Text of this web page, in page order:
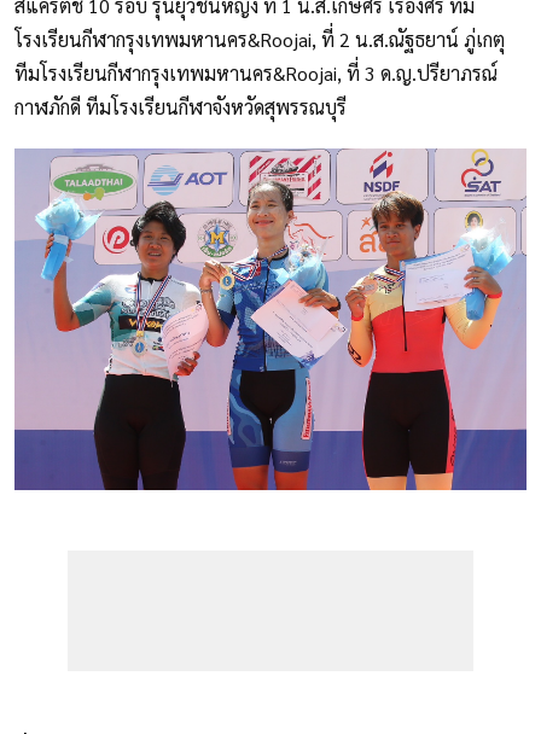
สแครตช์ 10 รอบ รุ่นยุวชนหญิง ที่ 1 น.ส.เกษศิริ เรืองศิริ ทีม
โรงเรียนกีฬากรุงเทพมหานคร&Roojai, ที่ 2 น.ส.ณัฐธยาน์ ภู่เกตุ
ทีมโรงเรียนกีฬากรุงเทพมหานคร&Roojai, ที่ 3 ด.ญ.ปรียาภรณ์
กาฬภักดี ทีมโรงเรียนกีฬาจังหวัดสุพรรณบุรี